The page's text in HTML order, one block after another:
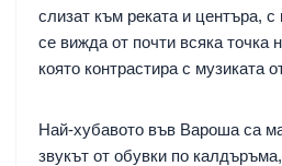
слизат към реката и центъра, с
се вижда от почти всяка точка
която контрастира с музиката
Най-хубавото във Вароша са
звукът от обувки по